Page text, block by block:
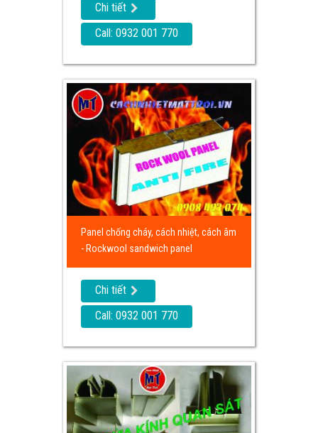
Chi tiết
Call: 0932 001 770
Panel chống cháy, cách nhiệt, cách âm
- Rockwool sandwich panel
Chi tiết
Call: 0932 001 770